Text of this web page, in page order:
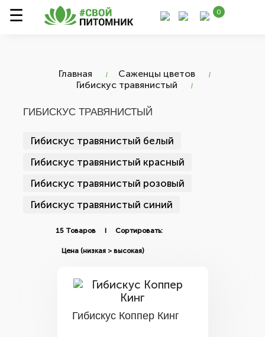
0
Главная
Саженцы цветов
Гибискус травянистый
ГИБИСКУС ТРАВЯНИСТЫЙ
Гибискус травянистый белый
Гибискус травянистый красный
Гибискус травянистый розовый
Гибискус травянистый синий
15 Товаров I Сортировать:
Гибискус Коппер Кинг